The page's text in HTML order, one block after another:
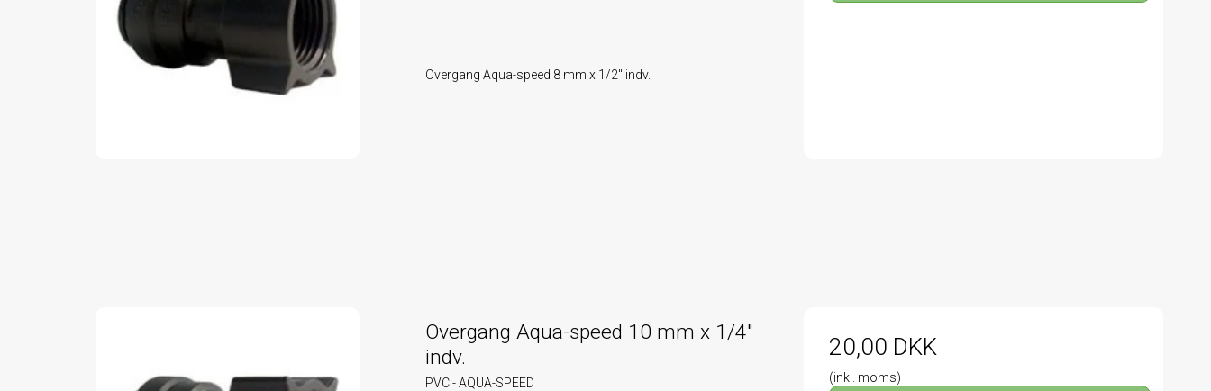
Overgang Aqua-speed 8 mm x 1/2" indv.
Overgang Aqua-speed 10 mm x 1/4"
indv.
PVC - AQUA-SPEED
20,00 DKK
(inkl. moms)